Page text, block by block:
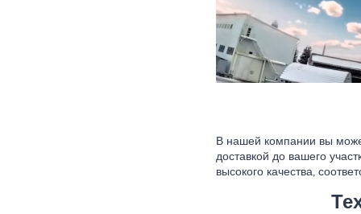
В нашей компании вы
доставкой до вашего
высокого качества,